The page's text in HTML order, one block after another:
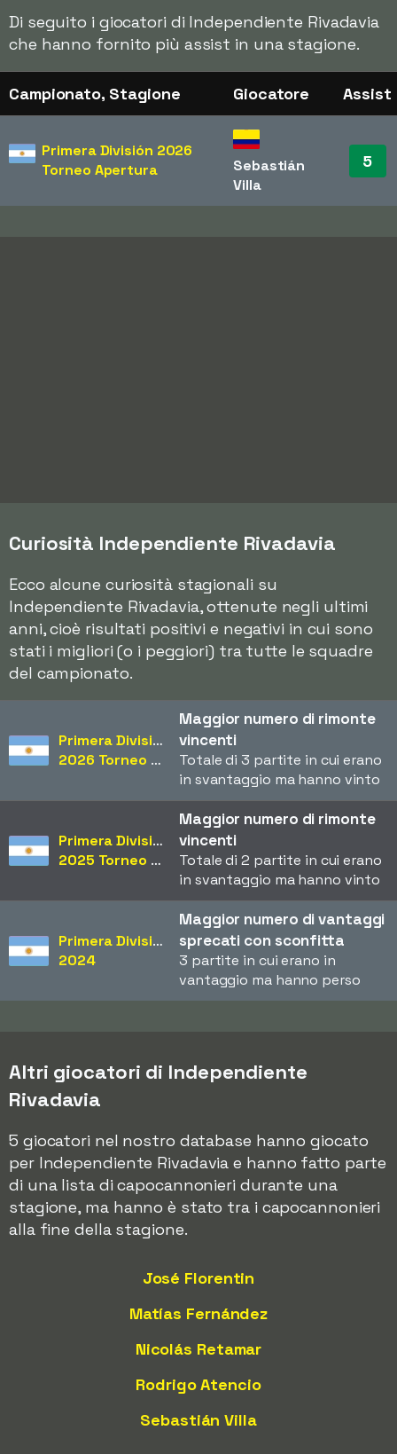
Di seguito i giocatori di Independiente Rivadavia
che hanno fornito più assist in una stagione.
Campionato, Stagione Giocatore Assist
Primera División 2026
Torneo Apertura
Sebastián
Villa
5
Curiosità Independiente Rivadavia
Ecco alcune curiosità stagionali su
Independiente Rivadavia, ottenute negli ultimi
anni, cioè risultati positivi e negativi in cui sono
stati i migliori (o i peggiori) tra tutte le squadre
del campionato.
Primera División
2026 Torneo Apertura
Maggior numero di rimonte
vincenti
Totale di 3 partite in cui erano
in svantaggio ma hanno vinto
Primera División
2025 Torneo Apertura
Maggior numero di rimonte
vincenti
Totale di 2 partite in cui erano
in svantaggio ma hanno vinto
Primera División
2024
Maggior numero di vantaggi
sprecati con sconfitta
3 partite in cui erano in
vantaggio ma hanno perso
Altri giocatori di Independiente
Rivadavia
5 giocatori nel nostro database hanno giocato
per Independiente Rivadavia e hanno fatto parte
di una lista di capocannonieri durante una
stagione, ma hanno è stato tra i capocannonieri
alla fine della stagione.
José Florentin
Matías Fernández
Nicolás Retamar
Rodrigo Atencio
Sebastián Villa